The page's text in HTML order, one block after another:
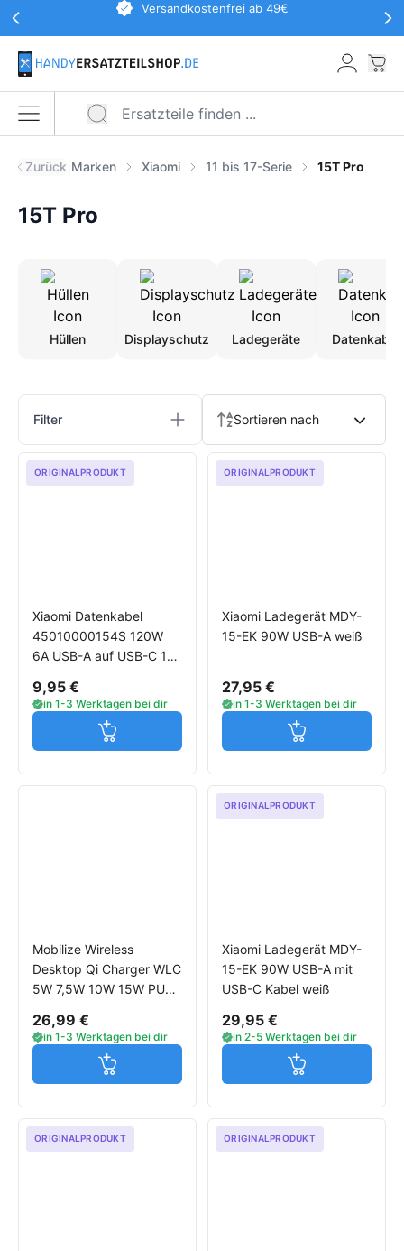
Zum Hauptinhalt springen
Werbeaktionen KopfzeileVersandkostenfrei ab 49€
Menü öffnen
Zurück Marken Xiaomi 11 bis 17-Serie 15T Pro
15T Pro
Hüllen Displayschutz Ladegeräte Datenkabel
Produkte
Filter Sortieren nach
ORIGINALPRODUKT
Xiaomi Datenkabel
45010000154S 120W
6A USB-A auf USB-C 1m
9,95 €
in 1-3 Werktagen bei dir
Jetzt in den Warenkorb
ORIGINALPRODUKT
Xiaomi Ladegerät MDY-
15-EK 90W USB-A weiß
27,95 €
in 1-3 Werktagen bei dir
Jetzt in den
Mobilize Wireless
Desktop Qi Charger WLC
5W 7,5W 10W 15W PU
26,99 €
in 1-3 Werktagen bei dir
Jetzt in den Warenkorb
ORIGINALPRODUKT
Xiaomi Ladegerät MDY-
15-EK 90W USB-A mit
USB-C Kabel weiß
29,95 €
in 2-5 Werktagen bei dir
Jetzt in den
ORIGINALPRODUKT ORIGINALPRODUKT